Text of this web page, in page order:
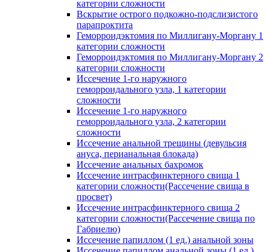
категории сложности
Вскрытие острого подкожно-подслизистого
парапроктита
Геморроидэктомия по Миллигану-Моргану 1
категории сложности
Геморроидэктомия по Миллигану-Моргану 2
категории сложности
Иссечение 1-го наружного
геморроидального узла, 1 категории
сложности
Иссечение 1-го наружного
геморроидального узла, 2 категории
сложности
Иссечение анальной трещины (девульсия
ануса, перианальная блокада)
Иссечение анальных бахромок
Иссечение интрасфинктерного свища 1
категории сложности(Рассечение свища в
просвет)
Иссечение интрасфинктерного свища 2
категории сложности(Рассечение свища по
Габриелю)
Иссечение папиллом (1 ед.) анальной зоны